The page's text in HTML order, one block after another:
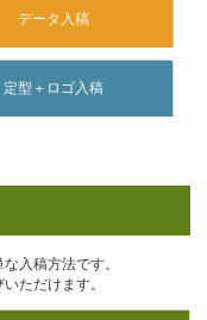
入稿方法です。
ただけます。